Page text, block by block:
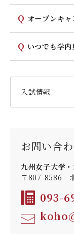
教諭、管理栄養
ので、安心して
Q オープンキ
いての説明や学
れますので、お
Q いつでも学
つでもご案内し
は除きます）。
入試情報
入試日程・科目
デジタルパンフ
お問い合
九州女子大学
〒807-8586
093-